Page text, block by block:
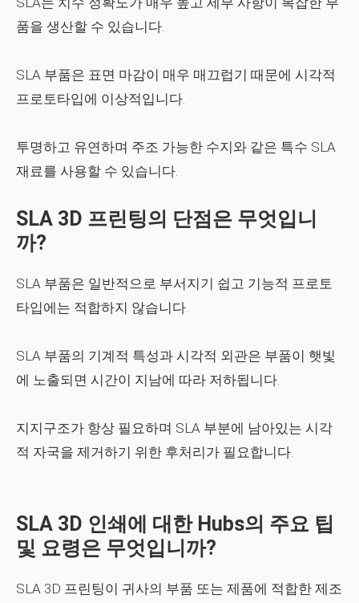
품을 생산할 수 있습니다.
SLA 부품은 표면 마감이 매우 매끄럽기 때문에 시각적
프로토타입에 이상적입니다.
투명하고 유연하며 주조 가능한 수지와 같은 특수 SLA
재료를 사용할 수 있습니다.
SLA 3D 프린팅의 단점은 무엇입니
까?
SLA 부품은 일반적으로 부서지기 쉽고 기능적 프로토
타입에는 적합하지 않습니다.
SLA 부품의 기계적 특성과 시각적 외관은 부품이 햇빛
에 노출되면 시간이 지남에 따라 저하됩니다.
지지구조가 항상 필요하며 SLA 부분에 남아있는 시각
적 자국을 제거하기 위한 후처리가 필요합니다.
SLA 3D 인쇄에 대한 Hubs의 주요 팁
및 요령은 무엇입니까?
SLA 3D 프린팅이 귀사의 부품 또는 제품에 적합한 제조